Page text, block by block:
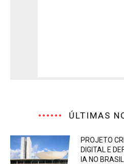
ÚLTIMAS
PROJETO
DIGITAL E
IA NO BRASIL